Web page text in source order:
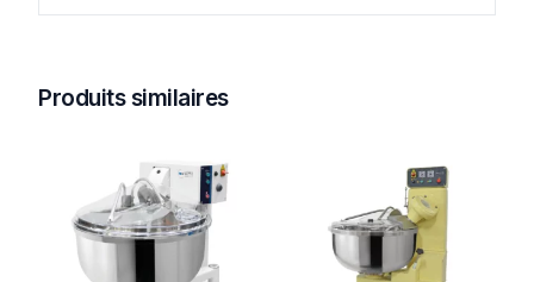
Produits similaires